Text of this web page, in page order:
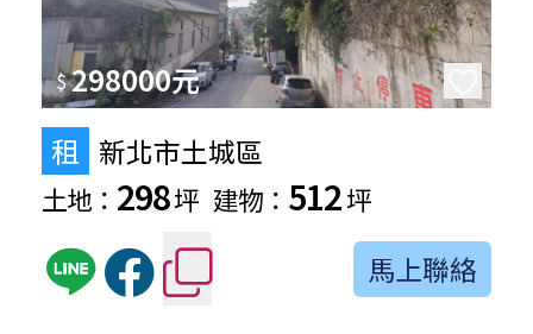
$298000元
租 新北市土城區
土地： 298坪 建物： 512坪
馬上聯絡